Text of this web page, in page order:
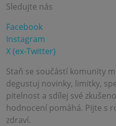
Sledujte nás
Facebook
Instagram
X (ex-Twitter)
Staň se součástí komunity
degustuj novinky, limitky,
pitelnost a sdílej své
hodnocení pomáhá. Pijte s
zdraví.